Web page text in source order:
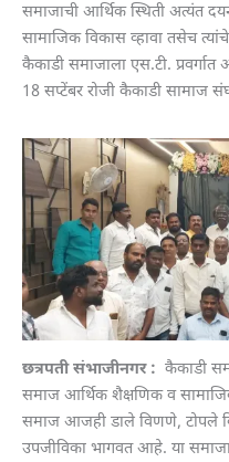
समाजाची आर्थिक स्थिती अत्यंत
सामाजिक विकास व्हावा तसेच
कैकाडी समाजाला एस.टी.
18 सप्टेंबर रोजी कैकाडी सामाज
छत्रपती संभाजीनगर : कैकाडी
समाज आर्थिक शैक्षणिक व
समाज आजही डाले विणणे,
उपजीविका भागवत आहे. या